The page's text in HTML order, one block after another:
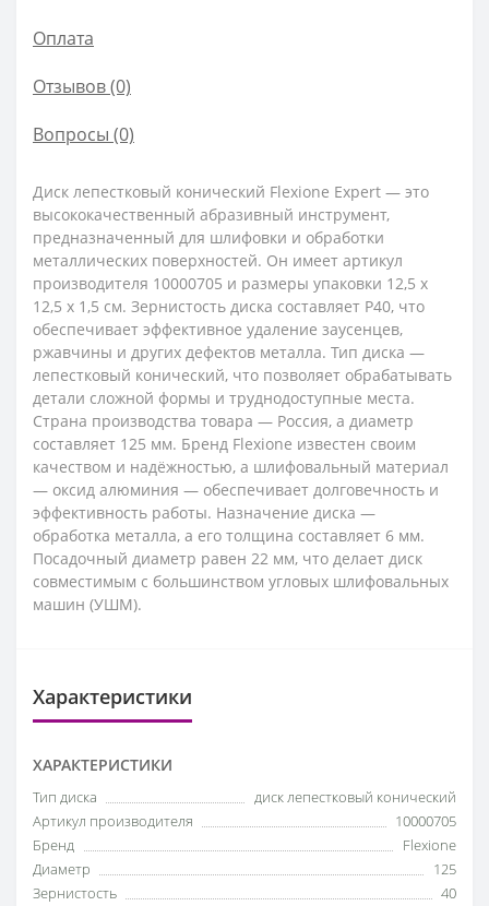
Оплата
Отзывов (0)
Вопросы (0)
Диск лепестковый конический Flexione Expert — это
высококачественный абразивный инструмент,
предназначенный для шлифовки и обработки
металлических поверхностей. Он имеет артикул
производителя 10000705 и размеры упаковки 12,5 x
12,5 x 1,5 см. Зернистость диска составляет Р40, что
обеспечивает эффективное удаление заусенцев,
ржавчины и других дефектов металла. Тип диска —
лепестковый конический, что позволяет обрабатывать
детали сложной формы и труднодоступные места.
Страна производства товара — Россия, а диаметр
составляет 125 мм. Бренд Flexione известен своим
качеством и надёжностью, а шлифовальный материал
— оксид алюминия — обеспечивает долговечность и
эффективность работы. Назначение диска —
обработка металла, а его толщина составляет 6 мм.
Посадочный диаметр равен 22 мм, что делает диск
совместимым с большинством угловых шлифовальных
машин (УШМ).
Характеристики
ХАРАКТЕРИСТИКИ
Тип диска
диск лепестковый конический
Артикул производителя
10000705
Бренд
Flexione
Диаметр
125
Зернистость
40